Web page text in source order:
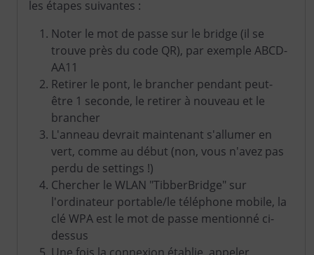
les étapes suivantes :
Noter le mot de passe sur le bridge (il se
trouve près du code QR), par exemple ABCD-
AA11
Retirer le pont, le brancher pendant peut-
être 1 seconde, le retirer à nouveau et le
brancher
L'anneau devrait maintenant s'allumer en
vert, comme au début (non, vous n'avez pas
perdu de settings !)
Chercher le WLAN "TibberBridge" sur
l'ordinateur portable/le téléphone mobile, la
clé WPA est le mot de passe mentionné ci-
dessus